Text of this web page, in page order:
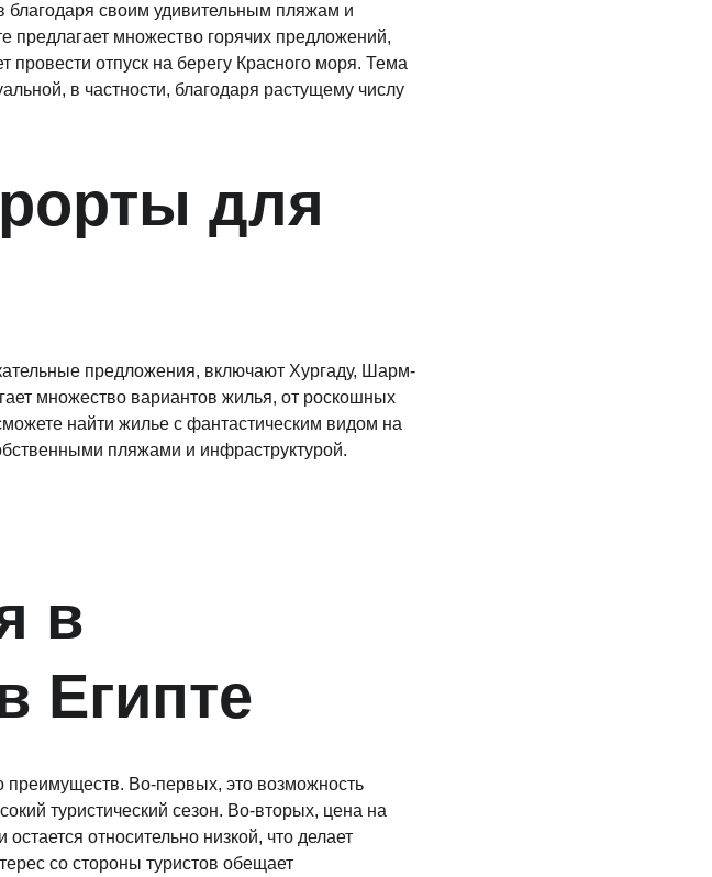
благодаря своим удивительным пляжам и
предлагает множество горячих предложений,
провести отпуск на берегу Красного моря. Тема
в частности, благодаря растущему числу
для
предложения, включают Хургаду, Шарм-
множество вариантов жилья, от роскошных
найти жилье с фантастическим видом на
пляжами и инфраструктурой.
в
Египте
преимуществ. Во-первых, это возможность
туристический сезон. Во-вторых, цена на
относительно низкой, что делает
со стороны туристов обещает